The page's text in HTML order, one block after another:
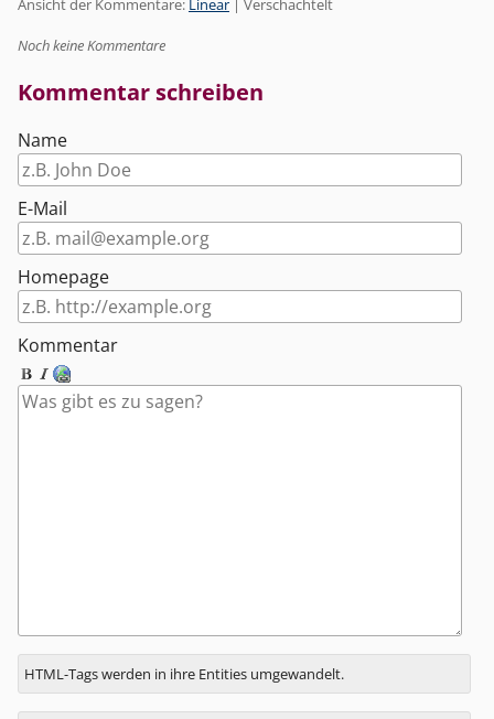
Ansicht der Kommentare: Linear | Verschachtelt
Noch keine Kommentare
Kommentar schreiben
Name
E-Mail
Homepage
Kommentar
Antwort
zu
HTML-Tags werden in ihre Entities umgewandelt.